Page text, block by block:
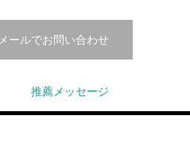
メールでお問い合わせ
推薦メッセージ